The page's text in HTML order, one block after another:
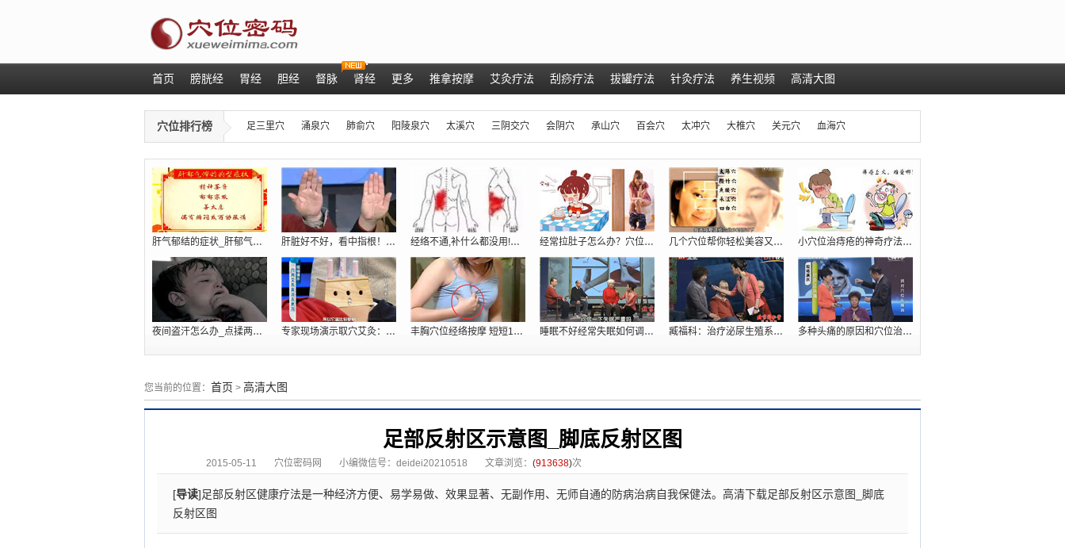
首页 膀胱经 胃经 胆经 督脉 肾经 更多 推拿按摩 艾灸疗法 刮痧疗法 拔罐疗法 针灸疗法 养生视频 高清大图
穴位排行榜 足三里穴 涌泉穴 肺俞穴 阳陵泉穴 太溪穴 三阴交穴 会阴穴 承山穴 百会穴 太冲穴 大椎穴 关元穴 血海穴
肝气郁结的症状_肝郁气滞吃什么_肝火旺 肝脏好不好，看中指根！ 肝脏不好的症状 经络不通,补什么都没用!只用一招:经络 经常拉肚子怎么办？穴位密码抓住根本给你 几个穴位帮你轻松美容又减肥（瘦肚腩） 小穴位治痔疮的神奇疗法【十人九痔，先收
夜间盗汗怎么办_点揉两个穴位巧治肾虚 专家现场演示取穴艾灸：调理胃痛、五更泻 丰胸穴位经络按摩 短短10分钟跳两罩杯[ 睡眠不好经常失眠如何调理_穴位提高睡 臧福科：治疗泌尿生殖系统疾病的五大穴位 多种头痛的原因和穴位治疗方法
您当前的位置： 首页 > 高清大图
足部反射区示意图_脚底反射区图
2015-05-11 穴位密码网 小编微信号：deidei20210518 文章浏览： (913638)次
[导读]足部反射区健康疗法是一种经济方便、易学易做、效果显著、无副作用、无师自通的防病治病自我保健法。高清下载足部反射区示意图_脚底
反射区图